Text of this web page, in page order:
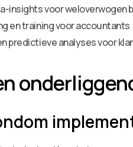
insights voor weloverwogen
en training voor accountants
predictieve analyses voor